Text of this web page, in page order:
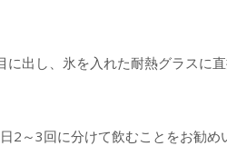
出し、氷を入れた耐熱グラスに直
～3回に分けて飲むことをお勧め